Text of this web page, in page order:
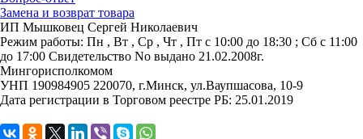
Замена и возврат товара
ИП Мышковец Сергей Николаевич
Режим работы: Пн , Вт , Ср , Чт , Пт c 10:00 до 18:30 ; Сб c 11:00
до 17:00 Свидетельство No выдано 21.02.2008г.
Мингорисполкомом
УНП 190984905 220070, г.Минск, ул.Ваупшасова, 10-9
Дата регистрации в Торговом реестре РБ: 25.01.2019